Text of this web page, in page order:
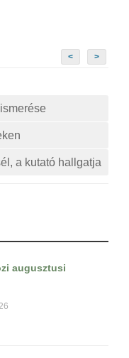
< >
a kutató hallgatja
augusztusi